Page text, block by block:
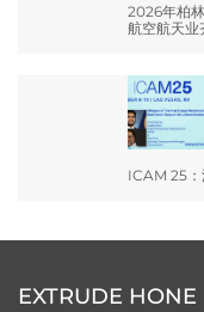
2026年柏
航空航天业
ICAM 25：
EXTRUDE HONE